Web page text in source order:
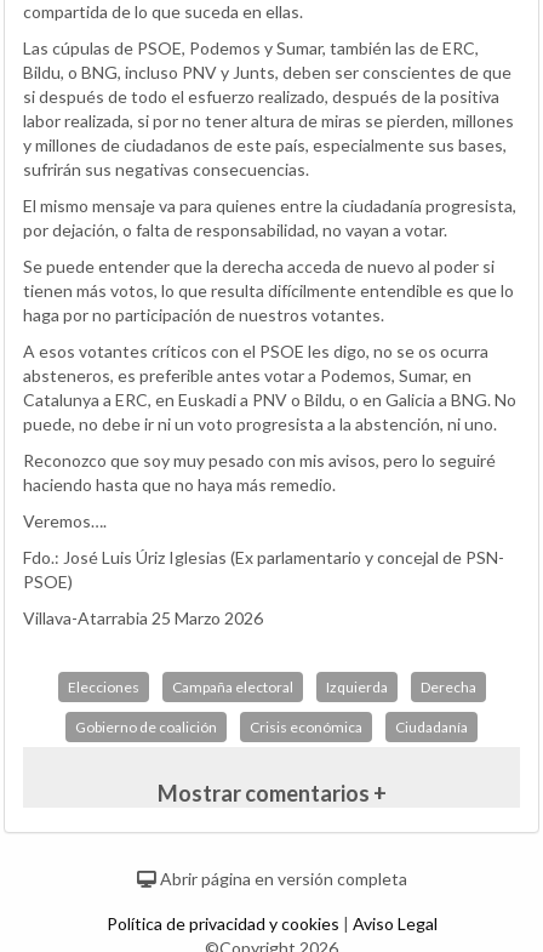
compartida de lo que suceda en ellas.
Las cúpulas de PSOE, Podemos y Sumar, también las de ERC,
Bildu, o BNG, incluso PNV y Junts, deben ser conscientes de que
si después de todo el esfuerzo realizado, después de la positiva
labor realizada, si por no tener altura de miras se pierden, millones
y millones de ciudadanos de este país, especialmente sus bases,
sufrirán sus negativas consecuencias.
El mismo mensaje va para quienes entre la ciudadanía progresista,
por dejación, o falta de responsabilidad, no vayan a votar.
Se puede entender que la derecha acceda de nuevo al poder si
tienen más votos, lo que resulta difícilmente entendible es que lo
haga por no participación de nuestros votantes.
A esos votantes críticos con el PSOE les digo, no se os ocurra
absteneros, es preferible antes votar a Podemos, Sumar, en
Catalunya a ERC, en Euskadi a PNV o Bildu, o en Galicia a BNG. No
puede, no debe ir ni un voto progresista a la abstención, ni uno.
Reconozco que soy muy pesado con mis avisos, pero lo seguiré
haciendo hasta que no haya más remedio.
Veremos….
Fdo.: José Luis Úriz Iglesias (Ex parlamentario y concejal de PSN-
PSOE)
Villava-Atarrabia 25 Marzo 2026
Elecciones Campaña electoral Izquierda Derecha
Gobierno de coalición Crisis económica Ciudadanía
Mostrar comentarios +
Abrir página en versión completa
Política de privacidad y cookies | Aviso Legal